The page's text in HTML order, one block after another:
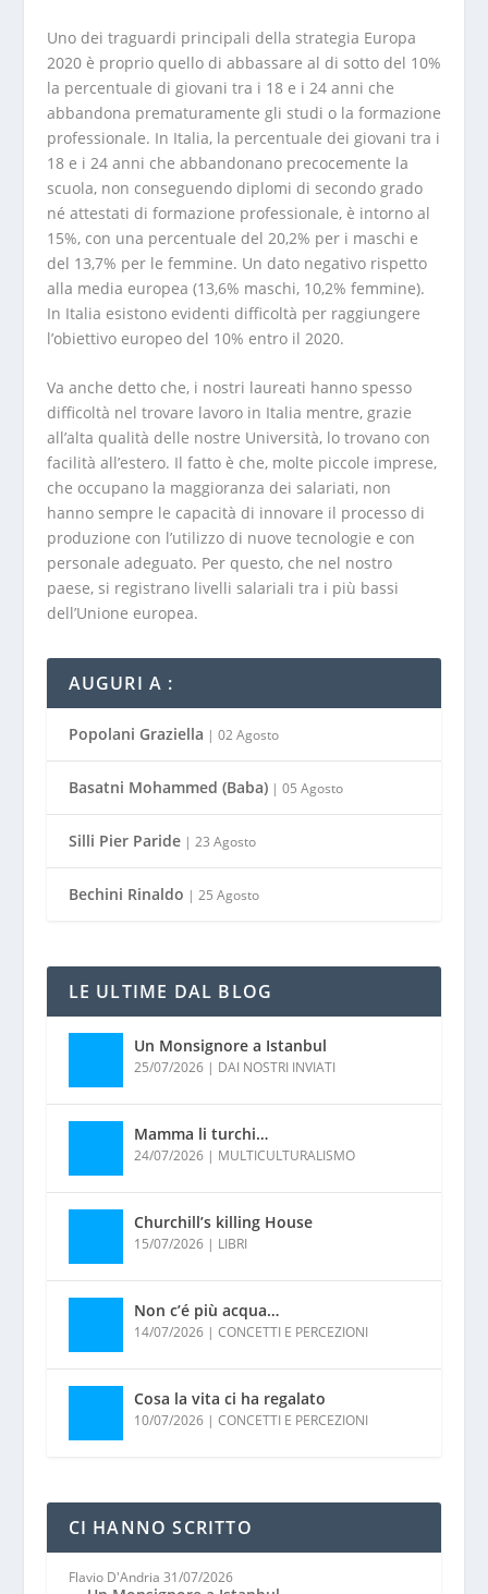
Uno dei traguardi principali della strategia Europa
2020 è proprio quello di abbassare al di sotto del 10%
la percentuale di giovani tra i 18 e i 24 anni che
abbandona prematuramente gli studi o la formazione
professionale. In Italia, la percentuale dei giovani tra i
18 e i 24 anni che abbandonano precocemente la
scuola, non conseguendo diplomi di secondo grado
né attestati di formazione professionale, è intorno al
15%, con una percentuale del 20,2% per i maschi e
del 13,7% per le femmine. Un dato negativo rispetto
alla media europea (13,6% maschi, 10,2% femmine).
In Italia esistono evidenti difficoltà per raggiungere
l’obiettivo europeo del 10% entro il 2020.
Va anche detto che, i nostri laureati hanno spesso
difficoltà nel trovare lavoro in Italia mentre, grazie
all’alta qualità delle nostre Università, lo trovano con
facilità all’estero. Il fatto è che, molte piccole imprese,
che occupano la maggioranza dei salariati, non
hanno sempre le capacità di innovare il processo di
produzione con l’utilizzo di nuove tecnologie e con
personale adeguato. Per questo, che nel nostro
paese, si registrano livelli salariali tra i più bassi
dell’Unione europea.
AUGURI A :
Popolani Graziella | 02 Agosto
Basatni Mohammed (Baba)| 05 Agosto
Silli Pier Paride| 23 Agosto
Bechini Rinaldo | 25 Agosto
LE ULTIME DAL BLOG
Un Monsignore a Istanbul
25/07/2026| DAI NOSTRI INVIATI
Mamma li turchi…
24/07/2026| MULTICULTURALISMO
Churchill’s killing House
15/07/2026| LIBRI
Non c’é più acqua…
14/07/2026| CONCETTI E PERCEZIONI
Cosa la vita ci ha regalato
10/07/2026| CONCETTI E PERCEZIONI
CI HANNO SCRITTO
Flavio D'Andria 31/07/2026